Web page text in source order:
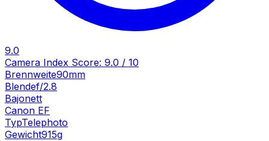
9.0
Camera Index Score: 9.0 / 10
Brennweite90mm
Blendef/2.8
Bajonett
Canon EF
TypTelephoto
Gewicht915g